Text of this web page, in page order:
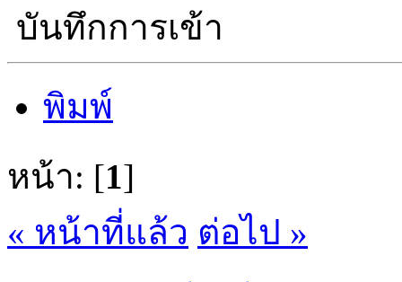
บันทึกการเข้า
พิมพ์
หน้า: [1]
« หน้าที่แล้ว ต่อไป »